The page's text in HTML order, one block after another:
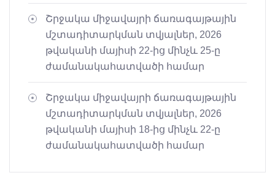
Շրջակա միջավայրի ճառագայթային
մշտադիտարկման տվյալներ, 2026
թվականի մայիսի 22-ից մինչև 25-ը
ժամանակահատվածի համար
Շրջակա միջավայրի ճառագայթային
մշտադիտարկման տվյալներ, 2026
թվականի մայիսի 18-ից մինչև 22-ը
ժամանակահատվածի համար